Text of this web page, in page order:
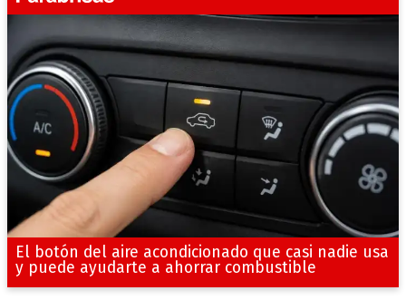
El botón del aire acondicionado que casi nadie usa
y puede ayudarte a ahorrar combustible